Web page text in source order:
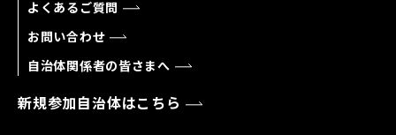
よくあるご質問
お問い合わせ
自治体関係者の皆さまへ
新規参加自治体はこちら